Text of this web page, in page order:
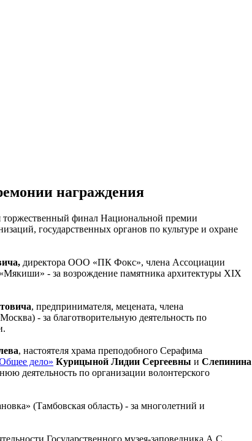
награждения
торжественный финал Национальной премии
государственных органов по культуре и охране
директора ООО «ПК Фокс», члена Ассоциации
- за возрождение памятника архитектуры ХIХ
, предпринимателя, мецената, члена
- за благотворительную деятельность по
, настоятеля храма преподобного Серафима
дело» Курицыной Лидии Сергеевны и Слепинина
деятельность по организации волонтерского
(Тамбовская область) - за многолетний и
Государственного музея-заповедника А.С.